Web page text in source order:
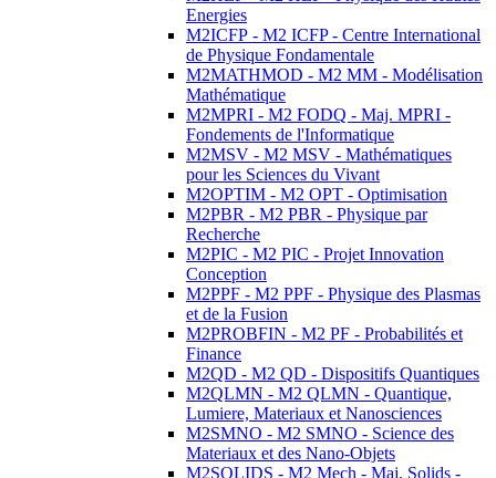
Energies
M2ICFP - M2 ICFP - Centre International
de Physique Fondamentale
M2MATHMOD - M2 MM - Modélisation
Mathématique
M2MPRI - M2 FODQ - Maj. MPRI -
Fondements de l'Informatique
M2MSV - M2 MSV - Mathématiques
pour les Sciences du Vivant
M2OPTIM - M2 OPT - Optimisation
M2PBR - M2 PBR - Physique par
Recherche
M2PIC - M2 PIC - Projet Innovation
Conception
M2PPF - M2 PPF - Physique des Plasmas
et de la Fusion
M2PROBFIN - M2 PF - Probabilités et
Finance
M2QD - M2 QD - Dispositifs Quantiques
M2QLMN - M2 QLMN - Quantique,
Lumiere, Materiaux et Nanosciences
M2SMNO - M2 SMNO - Science des
Materiaux et des Nano-Objets
M2SOLIDS - M2 Mech - Maj. Solids -